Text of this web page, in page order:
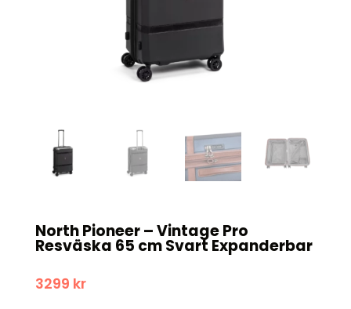
North Pioneer – Vintage Pro
Resväska 65 cm Svart Expanderbar
3299 kr